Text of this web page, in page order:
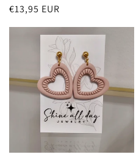
Normale
€13,95 EUR